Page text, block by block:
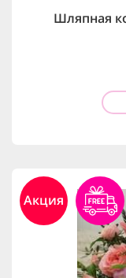
Шляпная
Акция